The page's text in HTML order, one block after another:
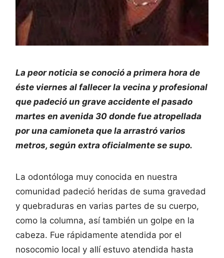
La peor noticia se conoció a primera hora de
éste viernes al fallecer la vecina y profesional
que padeció un grave accidente el pasado
martes en avenida 30 donde fue atropellada
por una camioneta que la arrastró varios
metros, según extra oficialmente se supo.
La odontóloga muy conocida en nuestra
comunidad padeció heridas de suma gravedad
y quebraduras en varias partes de su cuerpo,
como la columna, así también un golpe en la
cabeza. Fue rápidamente atendida por el
nosocomio local y allí estuvo atendida hasta